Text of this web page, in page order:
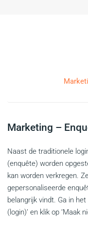
Marketing –
Naast de traditionele
(enquête) worden
kan worden verkregen.
gepersonaliseerde
belangrijk vindt. Ga in het
(login)’ en klik op ‘Maak